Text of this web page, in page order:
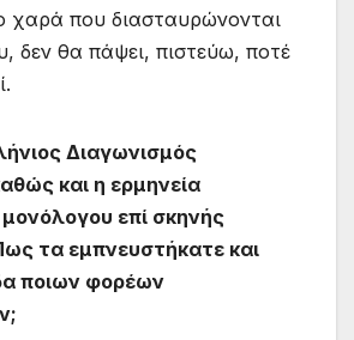
χαρά που διασταυρώνονται
δεν θα πάψει, πιστεύω, ποτέ
Διαγωνισμός
και η ερμηνεία
επί σκηνής
τα εμπνευστήκατε και
ποιων φορέων